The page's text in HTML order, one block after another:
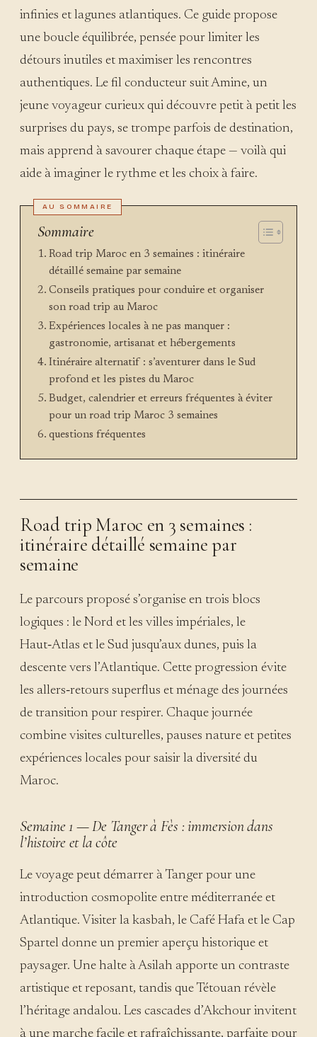
infinies et lagunes atlantiques. Ce guide propose
une boucle équilibrée, pensée pour limiter les
détours inutiles et maximiser les rencontres
authentiques. Le fil conducteur suit Amine, un
jeune voyageur curieux qui découvre petit à petit les
surprises du pays, se trompe parfois de destination,
mais apprend à savourer chaque étape — voilà qui
aide à imaginer le rythme et les choix à faire.
Sommaire
Road trip Maroc en 3 semaines : itinéraire
détaillé semaine par semaine
Conseils pratiques pour conduire et organiser
son road trip au Maroc
Expériences locales à ne pas manquer :
gastronomie, artisanat et hébergements
Itinéraire alternatif : s’aventurer dans le Sud
profond et les pistes du Maroc
Budget, calendrier et erreurs fréquentes à éviter
pour un road trip Maroc 3 semaines
questions fréquentes
Road trip Maroc en 3 semaines :
itinéraire détaillé semaine par
semaine
Le parcours proposé s’organise en trois blocs
logiques : le Nord et les villes impériales, le
Haut‑Atlas et le Sud jusqu’aux dunes, puis la
descente vers l’Atlantique. Cette progression évite
les allers‑retours superflus et ménage des journées
de transition pour respirer. Chaque journée
combine visites culturelles, pauses nature et petites
expériences locales pour saisir la diversité du
Maroc.
Semaine 1 — De Tanger à Fès : immersion dans
l’histoire et la côte
Le voyage peut démarrer à Tanger pour une
introduction cosmopolite entre méditerranée et
Atlantique. Visiter la kasbah, le Café Hafa et le Cap
Spartel donne un premier aperçu historique et
paysager. Une halte à Asilah apporte un contraste
artistique et reposant, tandis que Tétouan révèle
l’héritage andalou. Les cascades d’Akchour invitent
à une marche facile et rafraîchissante, parfaite pour